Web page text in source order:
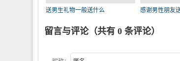
送男生礼物一般送什么 感谢男性朋友
留言与评论（共有 0 条评论）